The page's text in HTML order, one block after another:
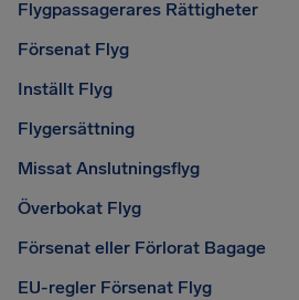
Flygpassagerares Rättigheter
Försenat Flyg
Inställt Flyg
Flygersättning
Missat Anslutningsflyg
Överbokat Flyg
Försenat eller Förlorat Bagage
EU-regler Försenat Flyg